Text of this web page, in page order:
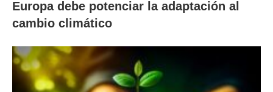
Europa debe potenciar la adaptación al
cambio climático